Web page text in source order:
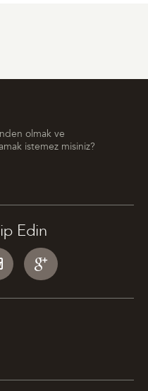
olmak ve
istemez misiniz?
Edin